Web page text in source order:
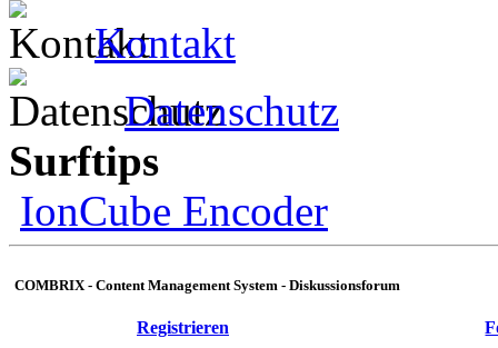
Kontakt
Datenschutz
Surftips
IonCube Encoder
COMBRIX - Content Management System - Diskussionsforum
Registrieren